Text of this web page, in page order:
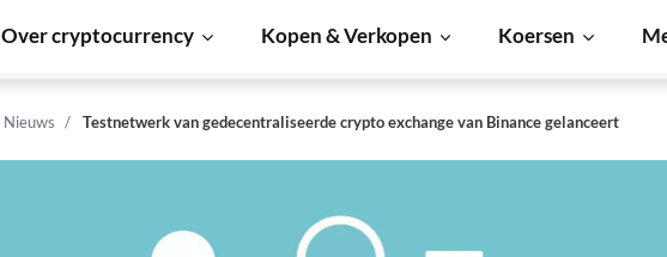
Over cryptocurrency Kopen & Verkopen Koersen
Nieuws Testnetwerk van gedecentraliseerde crypto exchange van Binance gelanceert